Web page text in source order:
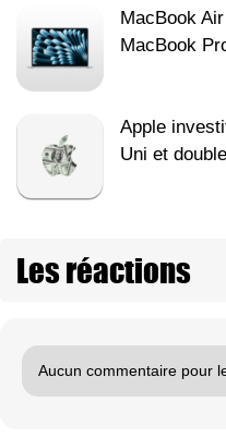
MacBook
MacBook
Apple
Uni et
Les réactions
Aucun commentaire pour